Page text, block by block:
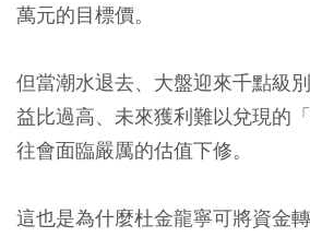
萬元的目標價。
但當潮水退去、大盤迎來千點級
益比過高、未來獲利難以兌現的
往會面臨嚴厲的估值下修。
這也是為什麼杜金龍寧可將資金